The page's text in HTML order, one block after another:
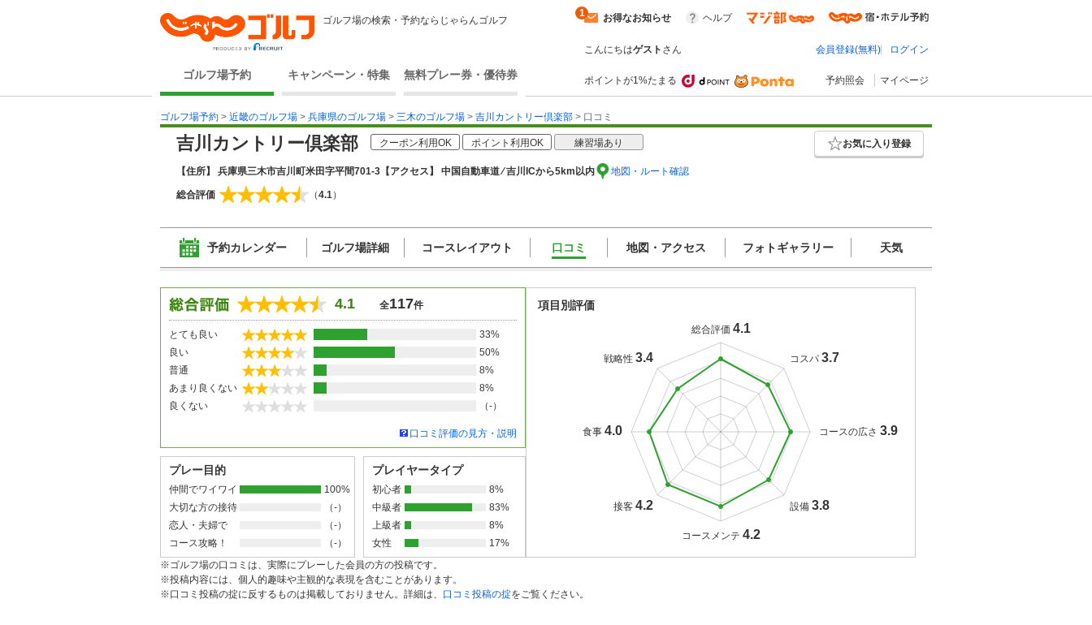
ゴルフ場の検索・予約ならじゃらんゴルフ
ゴルフ場予約 キャンペーン・特集 無料プレー券・優待券
お得なお知らせ
1 ヘルプ
こんにちはゲスト さん 会員登録(無料) ログイン
ポイントが1%たまる 予約照会 マイページ
ゴルフ場予約 > 近畿のゴルフ場 > 兵庫県のゴルフ場 > 三木のゴルフ場 > 吉川カントリー倶楽部 > 口コミ
吉川カントリー倶楽部 クーポン利用OK ポイント利用OK 練習場あり お気に入り登録
【住所】 兵庫県三木市吉川町米田字平間701-3 【アクセス】 中国自動車道 ⁄ 吉川ICから5km以内 地図・ルート確認
総合評価 （4.1）
予約カレンダー ゴルフ場詳細 コースレイアウト 口コミ 地図・アクセス フォトギャラリー 天気
4.1 全117件
とても良い
33%
良い
50%
普通
8%
あまり良くない
8%
良くない
（-）
口コミ評価の見方・説明
プレー目的
仲間でワイワイ
100%
大切な方の接待
（-）
恋人・夫婦で
（-）
コース攻略！
（-）
プレイヤータイプ
初心者
8%
中級者
83%
上級者
8%
女性
17%
項目別評価
総合評価 4.1
コスパ 3.7
コースの広さ 3.9
設備 3.8
コースメンテ 4.2
接客 4.2
食事 4.0
戦略性 3.4
※ゴルフ場の口コミは、実際にプレーした会員の方の投稿です。
※投稿内容には、個人的趣味や主観的な表現を含むことがあります。
※口コミ投稿の掟に反するものは掲載しておりません。詳細は、 口コミ投稿の掟をご覧ください。